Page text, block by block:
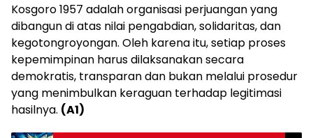
Kosgoro 1957 adalah organisasi perjuangan yang
dibangun di atas nilai pengabdian, solidaritas, dan
kegotongroyongan. Oleh karena itu, setiap proses
kepemimpinan harus dilaksanakan secara
demokratis, transparan dan bukan melalui prosedur
yang menimbulkan keraguan terhadap legitimasi
hasilnya. (A1)